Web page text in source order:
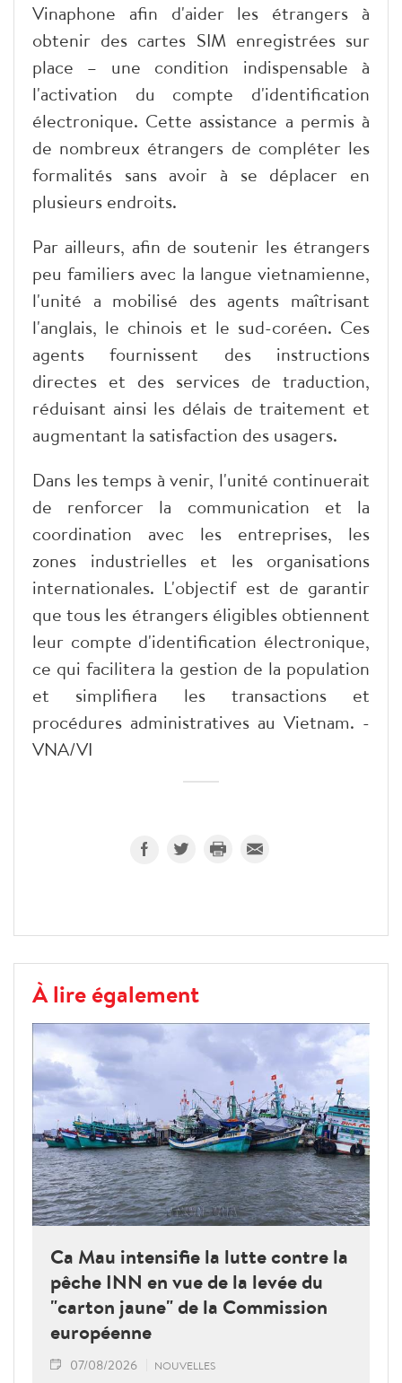
Vinaphone afin d'aider les étrangers à
obtenir des cartes SIM enregistrées sur
place – une condition indispensable à
l'activation du compte d'identification
électronique. Cette assistance a permis à
de nombreux étrangers de compléter les
formalités sans avoir à se déplacer en
plusieurs endroits.
Par ailleurs, afin de soutenir les étrangers
peu familiers avec la langue vietnamienne,
l'unité a mobilisé des agents maîtrisant
l'anglais, le chinois et le sud-coréen. Ces
agents fournissent des instructions
directes et des services de traduction,
réduisant ainsi les délais de traitement et
augmentant la satisfaction des usagers.
Dans les temps à venir, l'unité continuerait
de renforcer la communication et la
coordination avec les entreprises, les
zones industrielles et les organisations
internationales. L'objectif est de garantir
que tous les étrangers éligibles obtiennent
leur compte d'identification électronique,
ce qui facilitera la gestion de la population
et simplifiera les transactions et
procédures administratives au Vietnam. -
VNA/VI
À lire également
Ca Mau intensifie la lutte contre la
pêche INN en vue de la levée du
"carton jaune" de la Commission
européenne
07/08/2026 NOUVELLES